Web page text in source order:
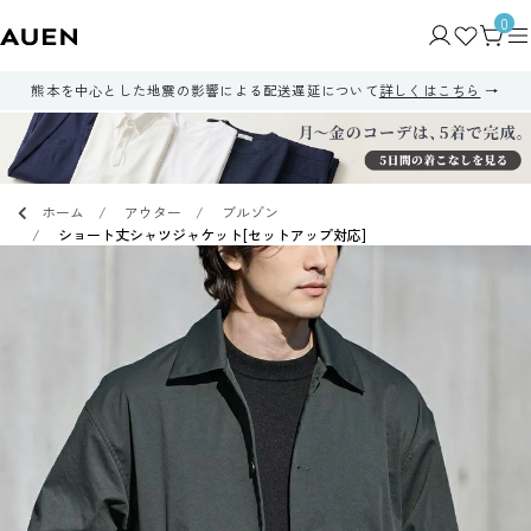
0
熊本を中心とした地震の影響による配送遅延について詳しくはこちら
ホーム アウター
ブルゾン
ショート丈シャツジャケット[セットアップ対応]